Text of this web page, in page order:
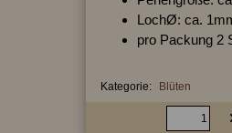
LochØ: ca.
pro Packung 2
Kategorie: Blüten